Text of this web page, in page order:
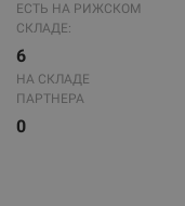
ЕСТЬ НА РИЖСКОМ
СКЛАДЕ:
6
НА СКЛАДЕ
ПАРТНЕРА
0